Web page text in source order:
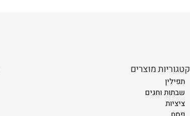
קטגוריות מוצרים
תפילין
שבתות וחגים
ציציות